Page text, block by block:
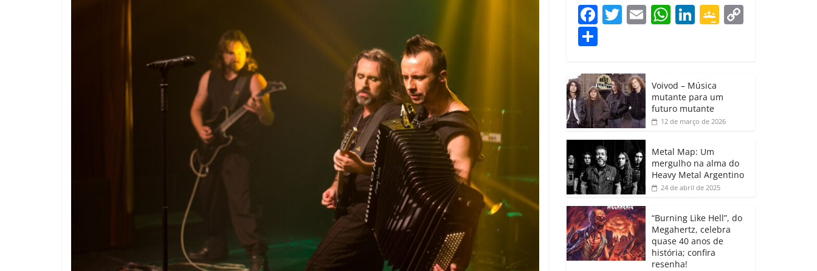
F
e
b
o
o
k
T
er
E W
A
p
p
Li
dI
n
G
e
a
ro
o
m
m
p
ar
til
h
ar
Voivod – Música
mutante para um
futuro mutante
12 de março de 2026
Metal Map: Um
mergulho na alma do
Heavy Metal Argentino
24 de abril de 2025
“Burning Like Hell”, do
Megahertz, celebra
quase 40 anos de
história; confira
resenha!